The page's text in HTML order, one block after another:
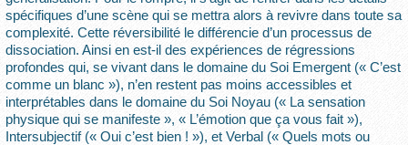
spécifiques d’une scène qui se mettra alors à revivre dans toute sa
complexité. Cette réversibilité le différencie d’un processus de
dissociation. Ainsi en est-il des expériences de régressions
profondes qui, se vivant dans le domaine du Soi Emergent (« C’est
comme un blanc »), n’en restent pas moins accessibles et
interprétables dans le domaine du Soi Noyau (« La sensation
physique qui se manifeste », « L’émotion que ça vous fait »),
Intersubjectif (« Oui c’est bien ! »), et Verbal (« Quels mots ou